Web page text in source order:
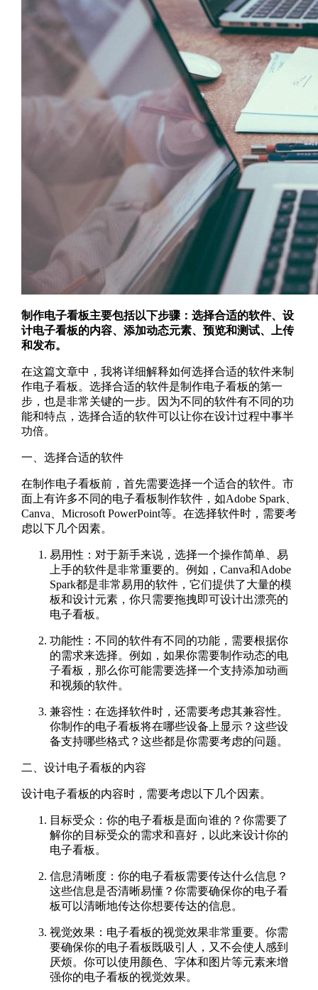
制作电子看板主要包括以下步骤：选择合适的软件、设
计电子看板的内容、添加动态元素、预览和测试、上传
和发布。
在这篇文章中，我将详细解释如何选择合适的软件来制
作电子看板。选择合适的软件是制作电子看板的第一
步，也是非常关键的一步。因为不同的软件有不同的功
能和特点，选择合适的软件可以让你在设计过程中事半
功倍。
一、选择合适的软件
在制作电子看板前，首先需要选择一个适合的软件。市
面上有许多不同的电子看板制作软件，如Adobe Spark、
Canva、Microsoft PowerPoint等。在选择软件时，需要考
虑以下几个因素。
易用性：对于新手来说，选择一个操作简单、易
上手的软件是非常重要的。例如，Canva和Adobe
Spark都是非常易用的软件，它们提供了大量的模
板和设计元素，你只需要拖拽即可设计出漂亮的
电子看板。
功能性：不同的软件有不同的功能，需要根据你
的需求来选择。例如，如果你需要制作动态的电
子看板，那么你可能需要选择一个支持添加动画
和视频的软件。
兼容性：在选择软件时，还需要考虑其兼容性。
你制作的电子看板将在哪些设备上显示？这些设
备支持哪些格式？这些都是你需要考虑的问题。
二、设计电子看板的内容
设计电子看板的内容时，需要考虑以下几个因素。
目标受众：你的电子看板是面向谁的？你需要了
解你的目标受众的需求和喜好，以此来设计你的
电子看板。
信息清晰度：你的电子看板需要传达什么信息？
这些信息是否清晰易懂？你需要确保你的电子看
板可以清晰地传达你想要传达的信息。
视觉效果：电子看板的视觉效果非常重要。你需
要确保你的电子看板既吸引人，又不会使人感到
厌烦。你可以使用颜色、字体和图片等元素来增
强你的电子看板的视觉效果。